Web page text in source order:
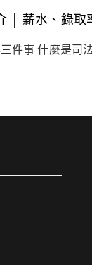
│ 薪水、錄
件事 什麼是司